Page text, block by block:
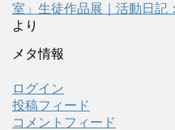
室」生徒作品展｜活動日記
より
メタ情報
ログイン
投稿フィード
コメントフィード